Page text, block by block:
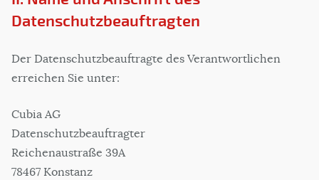
Datenschutzbeauftragten
Der Datenschutzbeauftragte des Verantwortlichen
erreichen Sie unter:
Cubia AG
Datenschutzbeauftragter
Reichenaustraße 39A
78467 Konstanz